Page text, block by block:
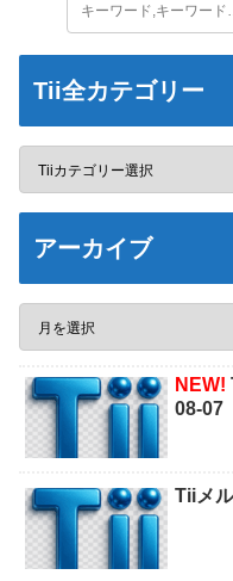
Tii全カテゴリー
アーカイブ
NEW!
08-07
Tiiメ